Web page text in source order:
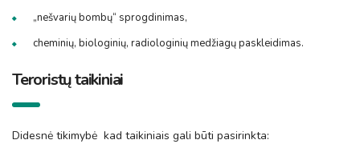
„nešvarių bombų“ sprogdinimas,
cheminių, biologinių, radiologinių medžiagų paskleidimas.
Teroristų taikiniai
Didesnė tikimybė kad taikiniais gali būti pasirinkta: